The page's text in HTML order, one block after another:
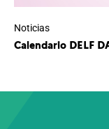
Noticias
Calendario DELF